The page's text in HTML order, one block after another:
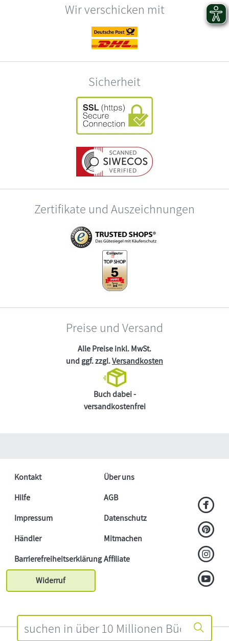
Wir verschicken mit
Sicherheit
Zertifikate und Auszeichnungen
Preise und Versand
Alle Preise inkl. MwSt.
und ggf. zzgl.Versandkosten
Buch dabei -
versandkostenfrei
Kontakt
Über uns
Hilfe
AGB
Impressum
Datenschutz
Händler
Mitmachen
BarrierefreiheitserklärungAffiliate
Widerruf